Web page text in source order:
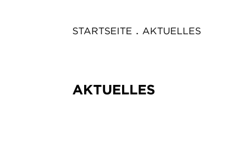
STARTSEITE . AKTUELLES
AKTUELLES